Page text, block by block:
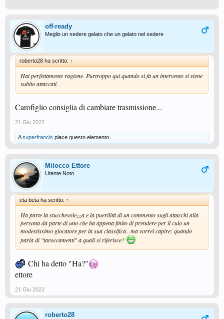
off-ready
Meglio un sedere gelato che un gelato nel sedere
roberto28 ha scritto: ↑
Hai perfettamente ragione. Purtroppo qui quando si fa un intervento si viene
subito attaccati.
Carofiglio consiglia di cambiare trasmissione...
21 Giu 2022
Asuperfrancis piace questo elemento.
Milocco Ettore
Utente Noto
eta beta ha scritto: ↑
Ha parte la stucchevolezza e la puerilità di un commento sugli attacchi alla
persona da parte di uno che ha appena finito di prendere per il culo un
modestissimo giocatore per la sua classifica.. ma vorrei capire: quando
parla di "taroccamenti" a quali si riferisce?
Chi ha detto "Ha?"
ettore
21 Giu 2022
roberto28